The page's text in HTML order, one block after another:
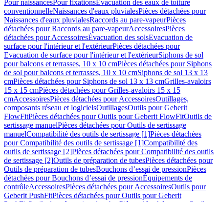
Pour naissancesPour fixationsÉvacuation des eaux de toiture
conventionnelleNaissances d'eaux pluvialesPièces détachées pour
Naissances d'eaux pluvialesRaccords au pare-vapeurPièces
détachées pour Raccords au pare-vapeurAccessoiresPièces
détachées pour AccessoiresÉvacuation des solsEvacuation de
surface pour l'intérieur et l'extérieurPièces détachées pour
Evacuation de surface pour l'intérieur et l'extérieurSiphons de sol
pour balcons et terrasses, 10 x 10 cmPièces détachées pour Siphons
de sol pour balcons et terrasses, 10 x 10 cmSiphons de sol 13 x 13
cmPièces détachées pour Siphons de sol 13 x 13 cmGrilles-avaloirs
15 x 15 cmPièces détachées pour Grilles-avaloirs 15 x 15
cmAccessoiresPièces détachées pour AccessoiresOutillages,
composants réseau et logicielsOutillagesOutils pour Geberit
FlowFitPièces détachées pour Outils pour Geberit FlowFitOutils de
sertissage manuelPièces détachées pour Outils de sertissage
manuelCompatibilité des outils de sertissage [1]Pièces détachées
pour Compatibilité des outils de sertissage [1]Compatibilité des
outils de sertissage [2]Pièces détachées pour Compatibilité des outils
de sertissage [2]Outils de préparation de tubesPièces détachées pour
Outils de préparation de tubesBouchons d’essai de pressionPièces
détachées pour Bouchons d’essai de pressionÉquipements de
contrôleAccessoiresPièces détachées pour AccessoiresOutils pour
Geberit PushFitPièces détachées pour Outils pour Geberit